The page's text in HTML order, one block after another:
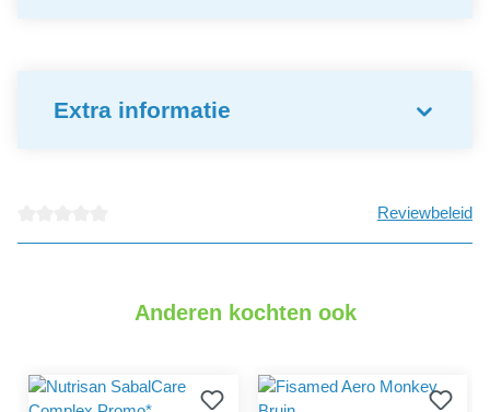
Extra informatie
Reviewbeleid
Anderen kochten ook